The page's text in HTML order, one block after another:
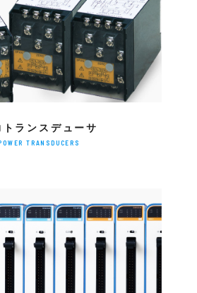
トランスデューサ
TRANSDUCERS